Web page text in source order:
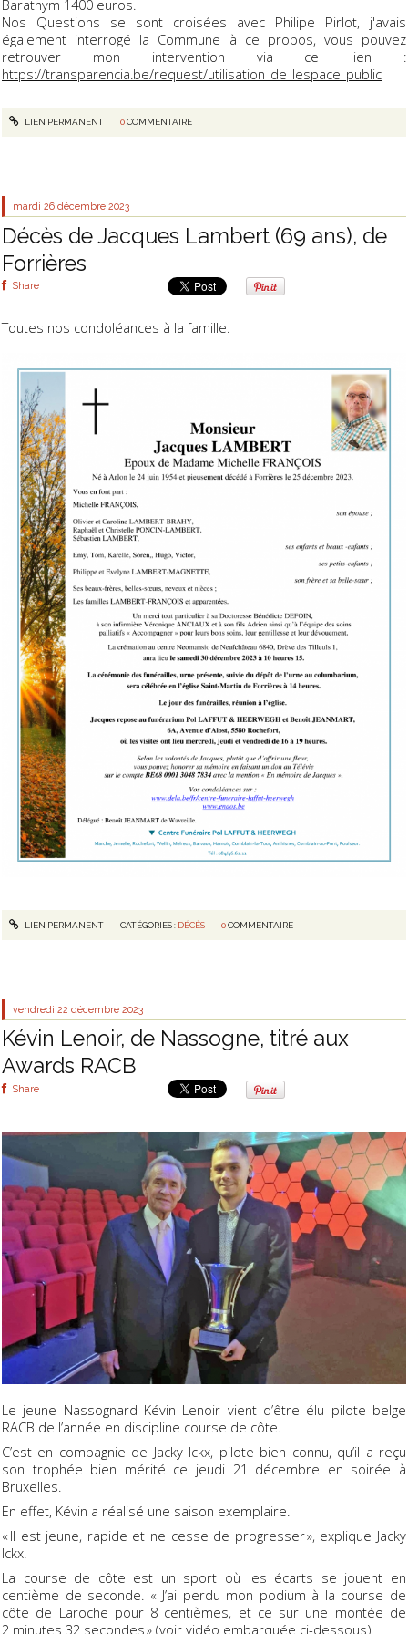
Barathym 1400 euros.
Nos Questions se sont croisées avec Philipe Pirlot, j'avais
également interrogé la Commune à ce propos, vous pouvez
retrouver mon intervention via ce lien :
https://transparencia.be/request/utilisation_de_lespace_public
LIEN PERMANENT 0COMMENTAIRE
mardi 26 décembre 2023
Décès de Jacques Lambert (69 ans), de
Forrières
Share
Toutes nos condoléances à la famille.
LIEN PERMANENT CATÉGORIES : DÉCÈS 0COMMENTAIRE
vendredi 22 décembre 2023
Kévin Lenoir, de Nassogne, titré aux
Awards RACB
Share
Le jeune Nassognard Kévin Lenoir vient d’être élu pilote belge
RACB de l’année en discipline course de côte.
C’est en compagnie de Jacky lckx, pilote bien connu, qu’il a reçu
son trophée bien mérité ce jeudi 21 décembre en soirée à
Bruxelles.
En effet, Kévin a réalisé une saison exemplaire.
« Il est jeune, rapide et ne cesse de progresser », explique Jacky
Ickx.
La course de côte est un sport où les écarts se jouent en
centième de seconde. « J’ai perdu mon podium à la course de
côte de Laroche pour 8 centièmes, et ce sur une montée de
2 minutes 32 secondes » (voir vidéo embarquée ci-dessous).